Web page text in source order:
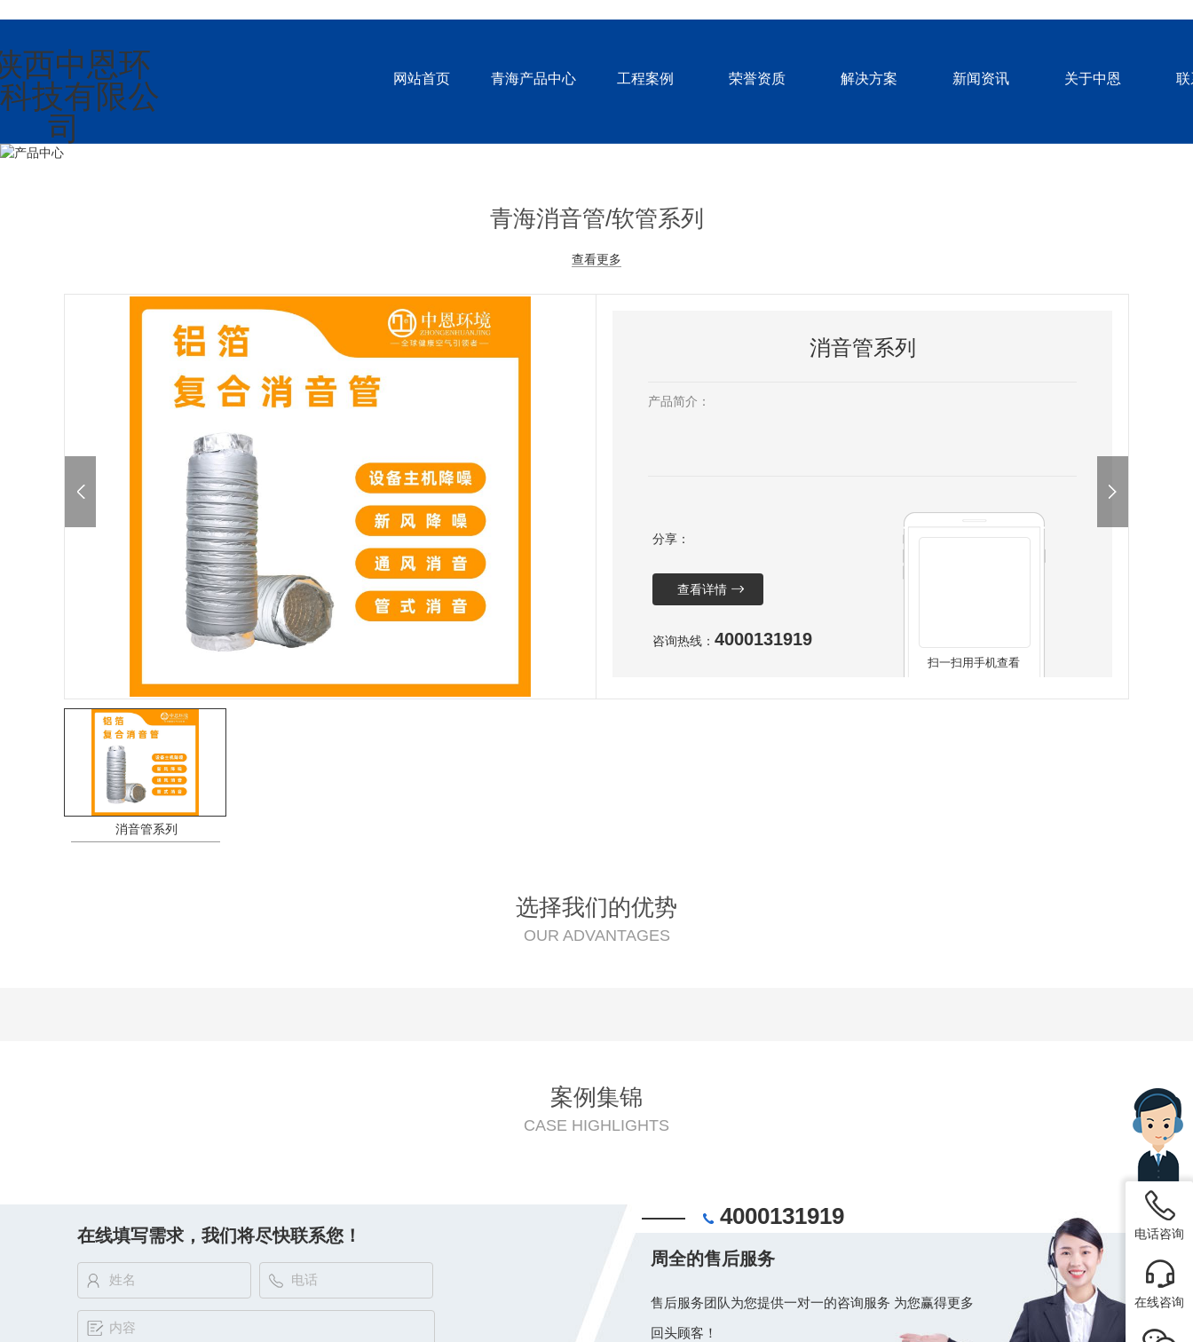
网站首页 青海产品中心 工程案例 荣誉资质 解决方案 新闻资讯 关于中恩 联
青海消音管/软管系列
查看更多
消音管系列
产品简介：
分享：
查看详情
咨询热线： 4000131919
扫一扫用手机查看
消音管系列
选择我们的优势
OUR ADVANTAGES
案例集锦
CASE HIGHLIGHTS
在线填写需求，我们将尽快联系您！
4000131919
周全的售后服务
售后服务团队为您提供一对一的咨询服务 为您赢得更多
回头顾客！
电话咨询
在线咨询